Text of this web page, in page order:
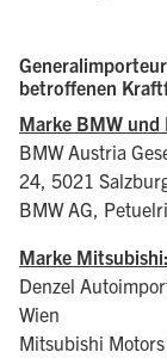
betroffenen
Marke BMW und
BMW Austria
24, 5021
BMW AG,
Marke Mitsubishi:
Denzel
Wien
Mitsubishi